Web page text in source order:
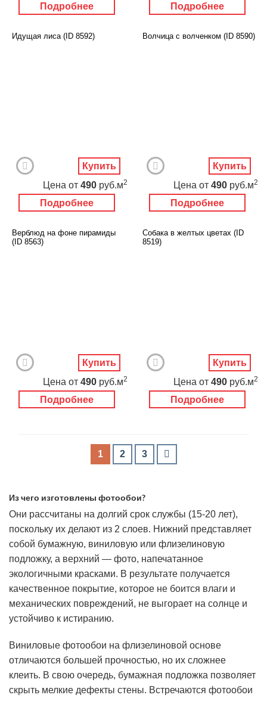
Подробнее Подробнее
Идущая лиса (ID 8592)
Подробнее
Цена от 490 руб.м2
Купить
Волчица с волченком (ID 8590)
Подробнее
Цена от 490 руб.м2
Купить
Верблюд на фоне пирамиды
(ID 8563)
Подробнее
Цена от 490 руб.м2
Купить
Собака в желтых цветах (ID
8519)
Подробнее
Цена от 490 руб.м2
Купить
1 2 3
Из чего изготовлены фотообои?
Они рассчитаны на долгий срок службы (15-20 лет),
поскольку их делают из 2 слоев. Нижний представляет
собой бумажную, виниловую или флизелиновую
подложку, а верхний — фото, напечатанное
экологичными красками. В результате получается
качественное покрытие, которое не боится влаги и
механических повреждений, не выгорает на солнце и
устойчиво к истиранию.
Виниловые фотообои на флизелиновой основе
отличаются большей прочностью, но их сложнее
клеить. В свою очередь, бумажная подложка позволяет
скрыть мелкие дефекты стены. Встречаются фотообои